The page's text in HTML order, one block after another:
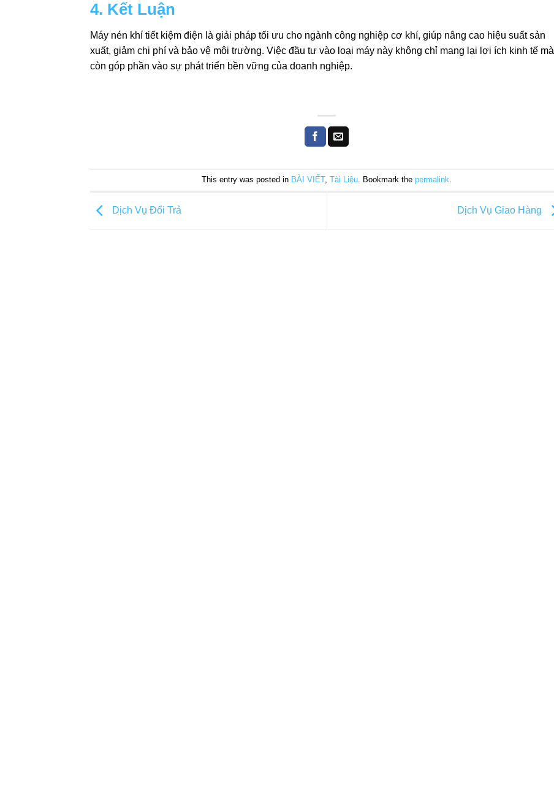
4. Kết Luận
Máy nén khí tiết kiệm điện là giải pháp tối ưu cho ngành công nghiệp cơ khí, giúp nâng cao hiệu suất sản
xuất, giảm chi phí và bảo vệ môi trường. Việc đầu tư vào loại máy này không chỉ mang lại lợi ích kinh tế mà
còn góp phần vào sự phát triển bền vững của doanh nghiệp.
This entry was posted in BÀI VIẾT,Tài Liệu. Bookmark thepermalink.
Dịch Vụ Đổi Trả Dịch Vụ Giao Hàng